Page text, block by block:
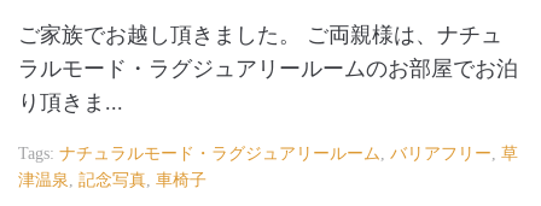
ご家族でお越し頂きました。 ご両親様は、ナチュ
ラルモード・ラグジュアリールームのお部屋でお泊
り頂きま...
Tags: ナチュラルモード・ラグジュアリールーム, バリアフリー, 草
津温泉, 記念写真, 車椅子